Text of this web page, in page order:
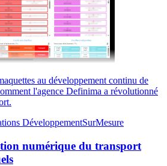
au développement continu de
l'agence Definima a révolutionné
DéveloppementSurMesure
numérique du transport